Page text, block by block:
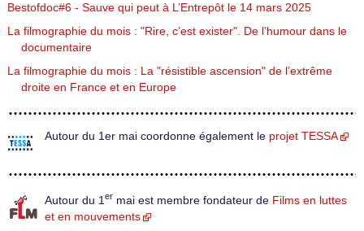
Bestofdoc#6 - Sauve qui peut à L’Entrepôt le 14 mars 2025
La filmographie du mois : "Rire, c’est exister". De l’humour dans le
documentaire
La filmographie du mois : La "résistible ascension" de l’extrême
droite en France et en Europe
Autour du 1er mai coordonne également le projet TESSA
Autour du 1 er mai est membre fondateur de Films en luttes
et en mouvements